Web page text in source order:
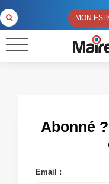
MON
Abonné
Email :